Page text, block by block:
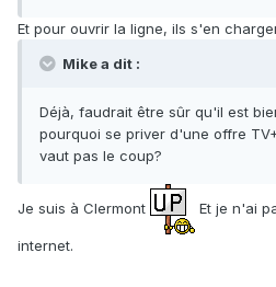
Et pour ouvrir la ligne, ils s'en
Mike a dit :
Déjà, faudrait être sûr qu'il est
pourquoi se priver d'une offre
vaut pas le coup?
Je suis à Clermont Et je n'ai
internet.